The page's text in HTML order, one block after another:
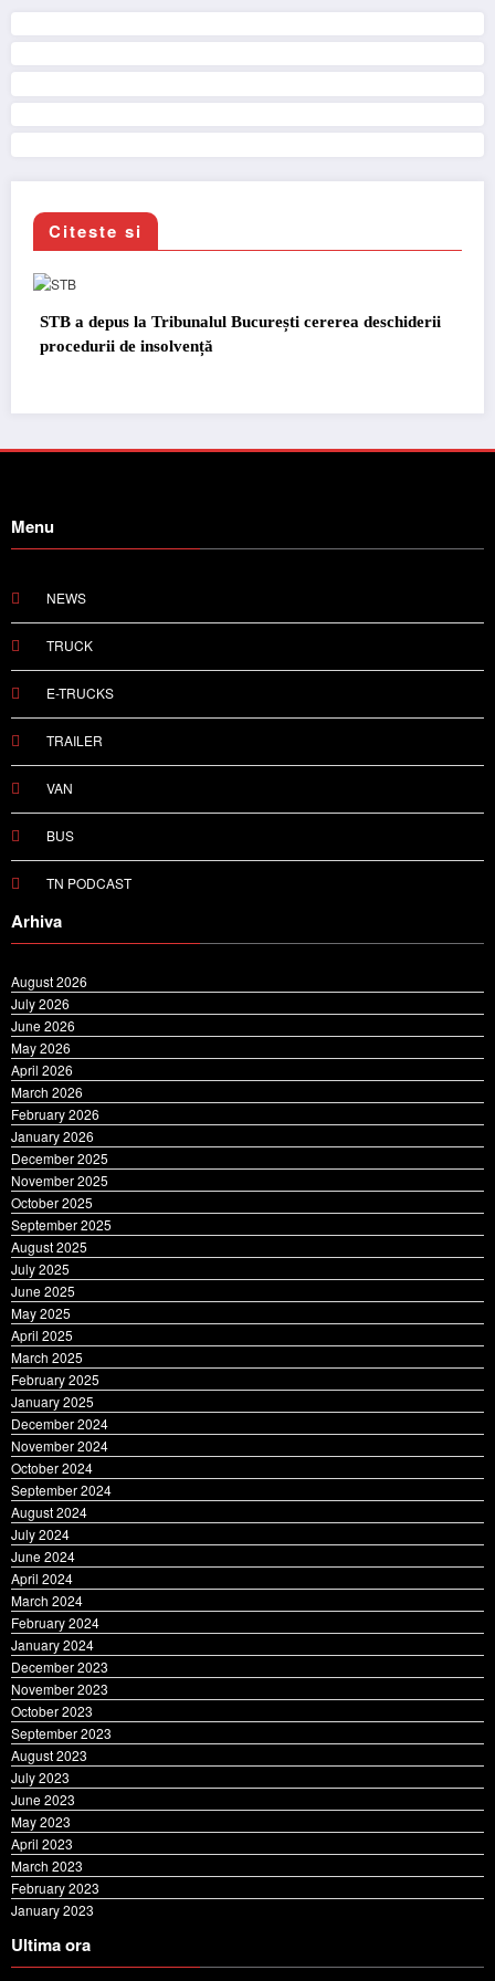
Citeste si
DKV Mobility și Shell își extind parteneriatul
TRUCK
E-TRUCKS
TRAILER
VAN
BUS
TN PODCAST
Arhiva
July 2026
June 2026
May 2026
April 2026
March 2026
February 2026
January 2026
December 2025
November 2025
October 2025
September 2025
August 2025
July 2025
June 2025
May 2025
April 2025
March 2025
February 2025
January 2025
December 2024
November 2024
October 2024
September 2024
August 2024
July 2024
June 2024
April 2024
March 2024
February 2024
January 2024
December 2023
November 2023
October 2023
September 2023
August 2023
July 2023
June 2023
May 2023
April 2023
March 2023
February 2023
January 2023
Ultima ora